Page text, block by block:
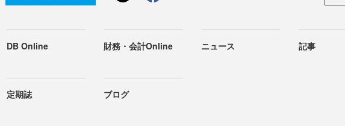
DB Online 財務・会計Online ニュース 記事
定期誌 ブログ